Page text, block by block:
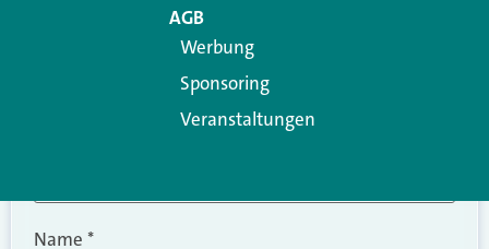
Name *
AGB
Werbung
Sponsoring
Veranstaltungen